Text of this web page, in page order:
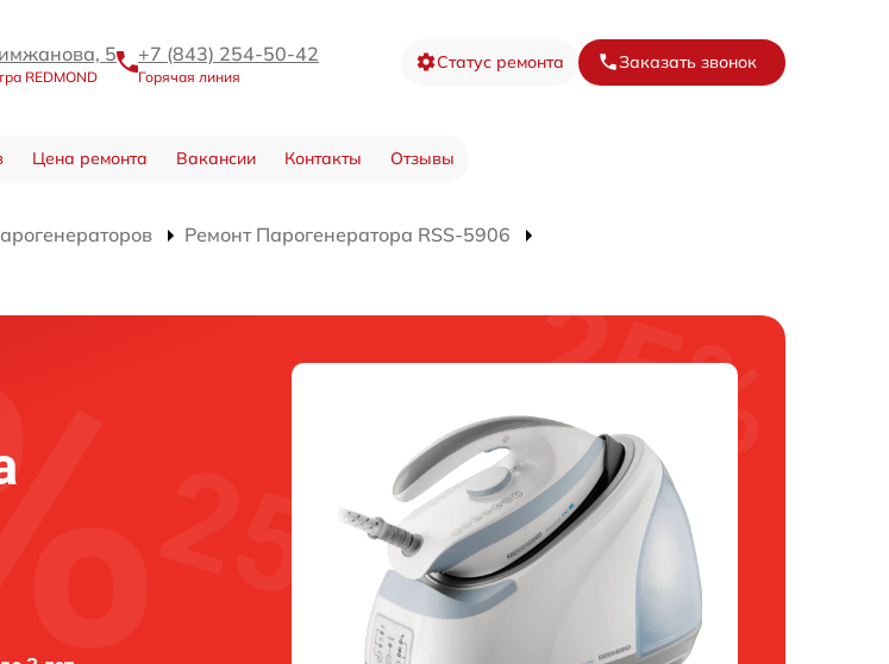
5
REDMOND
+7 (843) 254-50-42
Горячая линия
Статус ремонта Заказать звонок
Цена ремонта Вакансии Контакты Отзывы
Ремонт Парогенератора RSS-5906